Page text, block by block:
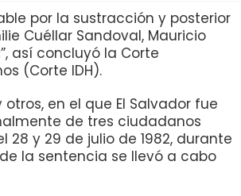
por la sustracción y posterior
Cuéllar Sandoval, Mauricio
así concluyó la Corte
(Corte IDH).
en el que El Salvador fue
de tres ciudadanos
y 29 de julio de 1982, durante
la sentencia se llevó a cabo